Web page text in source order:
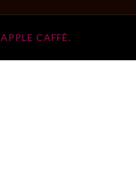
APPLE CAFFÈ.